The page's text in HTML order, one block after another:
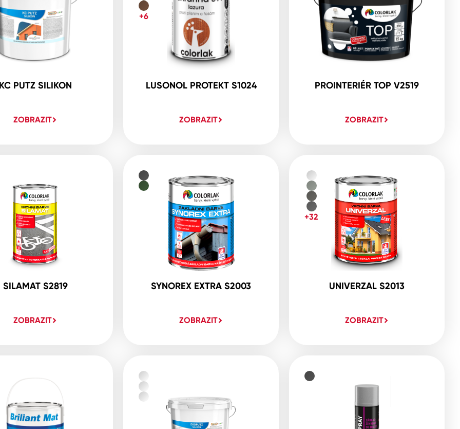
PUTZ SILIKON
ZOBRAZIT
LUSONOL PROTEKT S1024
ZOBRAZIT
+6
PROINTERIÉR TOP V2519
ZOBRAZIT
SILAMAT S2819
ZOBRAZIT
SYNOREX EXTRA S2003
ZOBRAZIT
UNIVERZAL S2013
ZOBRAZIT
+32